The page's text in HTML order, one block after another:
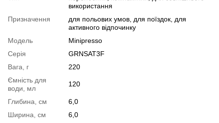
використання
Призначення
для польових умов, для поїздок, для
активного відпочинку
Модель
Minipresso
Серія
GRNSAT3F
Вага, г
220
Ємність для
води, мл
120
Глибина, см
6,0
Ширина, см
6,0